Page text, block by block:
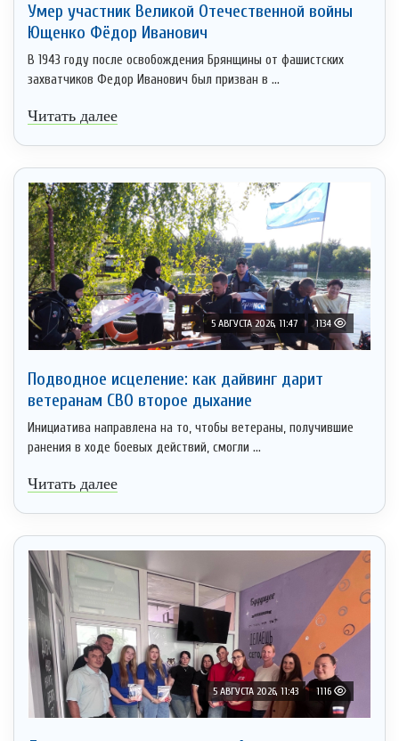
Умер участник Великой Отечественной войны
Ющенко Фёдор Иванович
В 1943 году после освобождения Брянщины от фашистских
захватчиков Федор Иванович был призван в ...
Читать далее
5 АВГУСТА 2026, 11:47 1134
Подводное исцеление: как дайвинг дарит
ветеранам СВО второе дыхание
Инициатива направлена на то, чтобы ветераны, получившие
ранения в ходе боевых действий, смогли ...
Читать далее
5 АВГУСТА 2026, 11:43 1116